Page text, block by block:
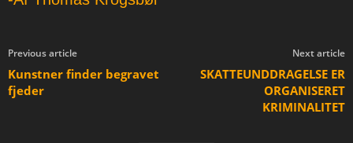
Previous article
Kunstner finder begravet
fjeder
Next article
SKATTEUNDDRAGELSE ER
ORGANISERET
KRIMINALITET